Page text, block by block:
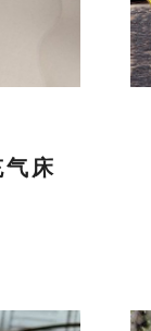
床